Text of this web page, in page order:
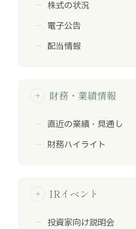
株式の状況
電子公告
配当情報
arrow_forward 財務・業績情報
直近の業績・見通し
財務ハイライト
arrow_forward IRイベント
投資家向け説明会